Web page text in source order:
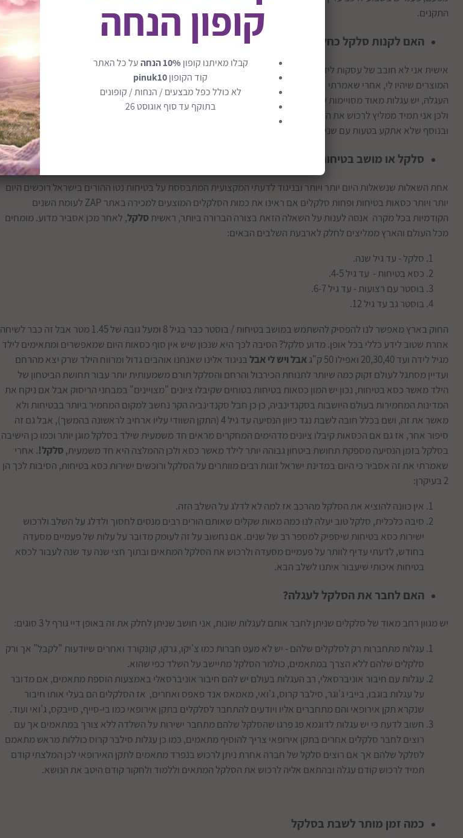
התקנים.
האם לקנות סלקל כחלק מחבילת לידה
אישית אני לא חובב של עסקות לידה מובנות, אני מאמין בלהרכיב הכל לבד ולא לתת לאיזה חנות או מישהו להכתיב לי מה
המוצרים שיהיו לי, אחרי שאמרתי את זה, אנו כנראה כן נזדקק לסלקל עם לידתו של ילדינו והשאלה שנשאלת היא נושא
העגלה, יש עגלות מאוד מסויימות שמגיעות עם סלקל כחלק מהחבילה ויש גם עגלות שמתחבר אליהן סלקל מאוד ספציפי
ולכן אני תמיד ממליץ לרכוש את הסלקל רק לאחר רכישת העגלה על מנת לאפשר לי במידת הצורך לחבר את הסלקל לעגלה
ובנוסף שלא אתקע בטעות עם שני סלקלים.
סלקל או מושב בטיחות
אחת השאלות שנשאלות היום יותר ויותר ובניגוד לדעתי המקצועית המתבססת על בטיחות נטו ההורים בישראל רוכשים היום
יותר ויותר כסאות בטיחות ופחות סלקלים אם ראינו את כמות הסלקלים המוצעים למכירה באתר ZAP לעומת השנים
הקודמיות בכל מקרה אנסה לענות על השאלה הזאת בצורה הברורה ביותר, ראשית סלקל, לאחר מכן אסביר מדוע. מומחים
מכל העולם והארץ ממליצים לחלק לארבעת השלבים הבאים:
סלקל - עד גיל שנה.
כסא בטיחות - עד גיל 4-5.
בוסטר עם רצועות - עד גיל 6-7.
בוסטר גב עד גיל 12.
החוק בארץ מאפשר לנו להפסיק להשתמש במושב בטיחות / בוסטר כבר בגיל 8 ומעל גובה של 1.45 מטר אבל זה כבר לשיחה
אחרת שטוב לידע כללי בכל אופן. מדוע סלקל? הסיבה לכך היא שנכון שיש אין סוף כסאות היום שמאפשרים ומתאימים לילד
מגיל לידה ועד 20,30,40 ואפילו 50 ק"ג
אבל ויש לי אבלבניגוד אלינו שאנחנו אוהבים גדול ומרווח הילד שרק יצא מהרחם
ועדיין מסתגל לעולם זקוק כמה שיותר לתנוחת הכירבול והרחם והסלקל תורם משמעותית יותר עבור תחושת הביטחון של
הילד מאשר כסא בטיחות, נכון יש המון כסאות בטיחות בטוחים שקיבלו ציונים "מצויינים" במבחני הריסוק אבל אם ניקח את
המדינות המחמירות בעולם היושבות בסקנדינביה, כן כן חבל סקנדינביה הקר נחשב למקום המחמיר ביותר בבטיחות ולא
מאשר את זה, ושם בכלל חובה לשבת נגד כיוון הנסיעה עד גיל 4 (התקן השוודי עליו ארחיב לראשונה בהמשך), אבל גם זה
סיפור אחר, אז גם אם הכסאות קיבלו ציונים מדהימים המחקרים מראים חד משמעית שילד בסלקל מוגן יותר וכמו כן הישיבה
בסלקל בזמן הנסיעה מספקת תחושת ביטחון גבוהה יותר לילד מאשר כסא ולכן ההמלצה היא חד משמעית, סלקל!. אחרי
שאמרתי את זה אסביר כי היום במדינת ישראל זוגות רבים מוותרים על הסלקל ורוכשים ישירות כסא בטיחות, הסיבות לכך הן
2 בעיקרן:
אין כוונה להוציא את הסלקל מהרכב אז למה לא לדלג על השלב הזה.
סיבה כלכלית, סלקל טוב יעלה לנו כמה מאות שקלים שאותם הורים רבים מנסים לחסוך ולדלג על השלב ולרכוש
ישירות כסא בטיחות שיספיק למספר רב של שנים. אם נחשוב על זה לעומק מדובר על עלות של פעמיים מסעדה
בחודש, לדעתי עדיף לוותר על פעמיים מסעדה ולרכוש את הסלקל המתאים ובתוך חצי שנה עד שנה לעבור לכסא
בטיחות איכותי שיעבור איתנו לשלב הבא.
האם לחבר את הסלקל לעגלה?
יש מגוון רחב מאוד של סלקלים שניתן לחבר אותם לעגלות שונות, אני חושב שניתן לחלק את זה באופן דיי גורף ל 3 סוגים:
עגלות מתחברות רק לסלקלים שלהם - יש לא מעט חברות כמו צ'יקו, גרקו, קונקורד ואחרים שיודעות "לקבל" אך ורק
סלקלים שלהם ללא הצרך במתאמים, כולמר הסלקל מתיישב על השלד כפי שהוא.
עגלות עם חיבור אוניברסאלי, רב העגלות בעולם יש להם חיבור אוניברסאלי באמצעות הוספת מתאמים, אם מדובר
על עגלות בוגבו, בייבי ג'וגר, סילבר קרוס, ג'ואי, מאמאס אנד פאפס ואחרים, אז הסלקלים הם בעלי אותו חיבור
שנקרא תקן אירופאי והם מתחברים אליו ויודעים להתחבר לסלקלים בתקן אירופאי כמו בי-סייף, סייבקס, ג'ואי ועוד.
חשוב לדעת כי יש עגלות לדוגמא פג פרגו שהסלקל שלהם מתחבר ישירות על השלדה ללא צורך במתאמים אך עם
רוצים לחבר סלקלים אחרים בתקן אירופאי צריך להוסיף מתאמים, כמו כן עגלות סילבר קרוס כוללות מראש מתאמם
לסלקל שלהם אך אם רוצים סלקל של חברה אחרת ניתן לרכוש בנפרד מתאמים לתקן האירופאי לכן המלצתי קודם
תמיד לרכוש קודם עגלה ובהתאם אליה לרכוש את הסלקל המתאים וללמוד ולחקור קודם היטב את הנושא.
כמה זמן מותר לשבת בסלקל
קופון הנחה
קבלו מאיתנו קופון 10% הנחה
על כל האתר
קוד הקופוןpinuk10
לא כולל כפל מבצעים / הנחות / קופונים
בתוקף עד סוף אוגוסט 26